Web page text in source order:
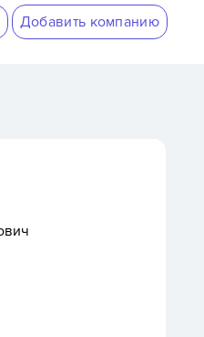
Добавить компанию